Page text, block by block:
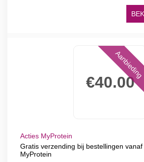
€40.00
Aanbieding
Acties MyProtein
Gratis verzending bij bestellingen
MyProtein